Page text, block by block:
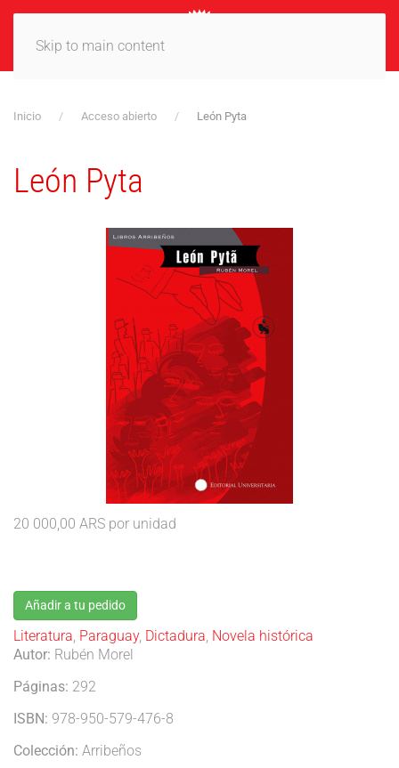
Skip to main content
Inicio Acceso abierto León Pyta
León Pyta
20 000,00 ARS por unidad
Añadir a tu pedido
Literatura, Paraguay, Dictadura, Novela histórica
Autor: Rubén Morel
Páginas: 292
ISBN: 978-950-579-476-8
Colección: Arribeños